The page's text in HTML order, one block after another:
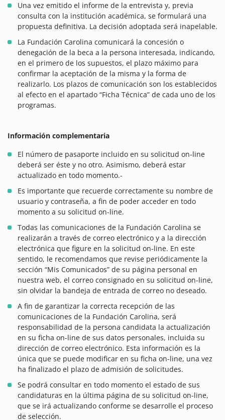
Una vez emitido el informe de la entrevista y, previa
consulta con la institución académica, se formulará una
propuesta definitiva. La decisión adoptada será inapelable.
La Fundación Carolina comunicará la concesión o
denegación de la beca a la persona interesada, indicando,
en el primero de los supuestos, el plazo máximo para
confirmar la aceptación de la misma y la forma de
realizarlo. Los plazos de comunicación son los establecidos
al efecto en el apartado “Ficha Técnica” de cada uno de los
programas.
Información complementaria
El número de pasaporte incluido en su solicitud on-line
deberá ser éste y no otro. Asimismo, deberá estar
actualizado en todo momento.-
Es importante que recuerde correctamente su nombre de
usuario y contraseña, a fin de poder acceder en todo
momento a su solicitud on-line.
Todas las comunicaciones de la Fundación Carolina se
realizarán a través de correo electrónico y a la dirección
electrónica que figure en la solicitud on-line. En este
sentido, le recomendamos que revise periódicamente la
sección “Mis Comunicados” de su página personal en
nuestra web, el correo consignado en su solicitud on-line,
sin olvidar la bandeja de entrada de correo no deseado.
A fin de garantizar la correcta recepción de las
comunicaciones de la Fundación Carolina, será
responsabilidad de la persona candidata la actualización
en su ficha on-line de sus datos personales, incluida su
dirección de correo electrónico. Esta información es la
única que se puede modificar en su ficha on-line, una vez
ha finalizado el plazo de admisión de solicitudes.
Se podrá consultar en todo momento el estado de sus
candidaturas en la última página de su solicitud on-line,
que se irá actualizando conforme se desarrolle el proceso
de selección.